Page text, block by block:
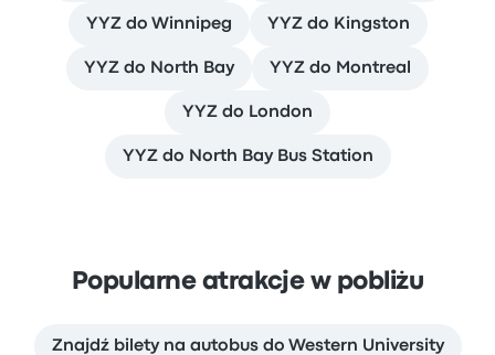
YYZ do Winnipeg YYZ do Kingston
YYZ do North Bay YYZ do Montreal
YYZ do London
YYZ do North Bay Bus Station
Popularne atrakcje w pobliżu
Znajdź bilety na autobus do Western University